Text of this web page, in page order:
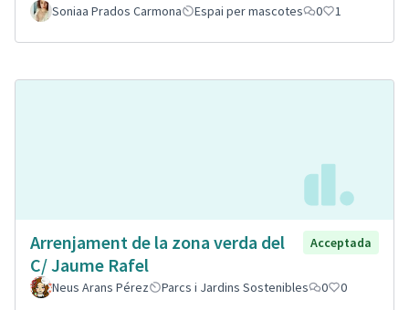
Soniaa Prados Carmona
Espai per mascotes 0 1
Arrenjament de la zona verda del
C/ Jaume Rafel
Acceptada
Neus Arans Pérez Parcs i Jardins Sostenibles 0 0